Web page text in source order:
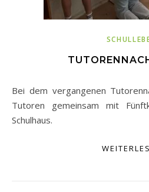
Bei dem vergangenen Tutorennachmittag verschönerten
Tutoren gemeinsam mit
Schulhaus.